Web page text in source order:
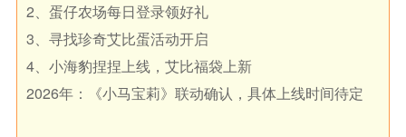
2、蛋仔农场每日登录领好礼
3、寻找珍奇艾比蛋活动开启
4、小海豹捏捏上线，艾比福袋上新
2026年：《小马宝莉》联动确认，具体上线时间待定